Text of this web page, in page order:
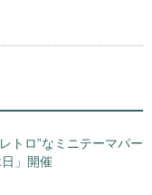
トロ”なミニテーマパー
」開催